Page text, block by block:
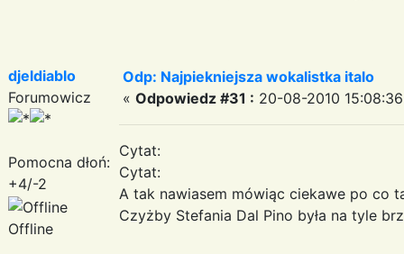
djeldiablo
Forumowicz
Pomocna dłoń:
+4/-2
Offline
Odp: Najpiekniejsza wokalistka italo
« Odpowiedz #31 : 20-08-2010
Cytat:
Cytat:
A tak nawiasem mówiąc ciekawe po co
Czyżby Stefania Dal Pino była na tyle